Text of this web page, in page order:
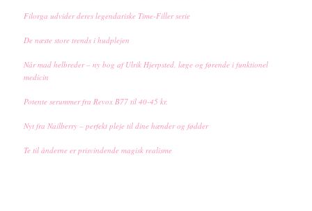
Filorga udvider deres legendariske Time-Filler serie
De næste store trends i hudplejen
Når mad helbreder – ny bog af Ulrik Hjerpsted, læge og førende i funktionel
medicin
Potente serummer fra Revox B77 til 40-45 kr.
Nyt fra Nailberry – perfekt pleje til dine hænder og fødder
Te til ånderne er prisvindende magisk realisme